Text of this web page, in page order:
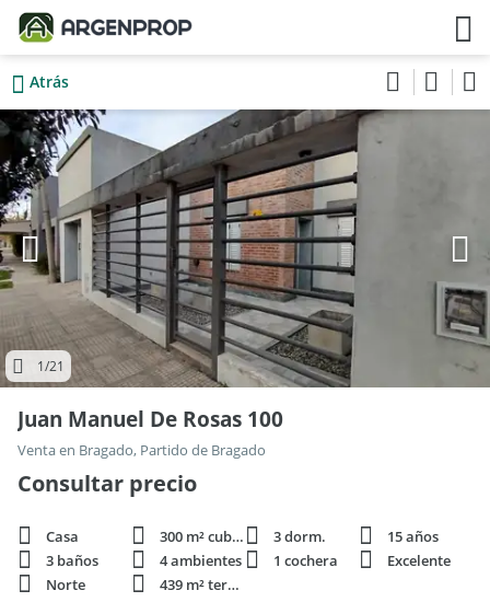
Atrás
1/21
Juan Manuel De Rosas 100
Venta en Bragado, Partido de Bragado
Consultar precio
Casa 300 m² cubie. 3 dorm.
15 años
3 baños
4 ambientes 1 cochera
Excelente
Norte
439 m² terren.